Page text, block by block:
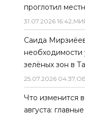
проглотил
31.07.2026 16:42,
Саида
необходимости
зелёных зон в
25.07.2026 04:37,
Что изменится
августа: